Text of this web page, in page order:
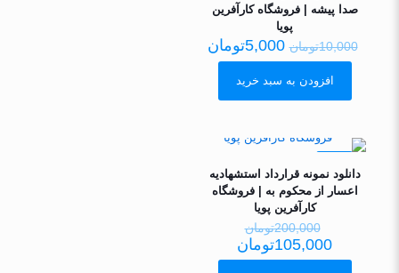
صدا پیشه | فروشگاه کارآفرین
پویا
10,000تومان 5,000تومان
افزودن به سبد خرید
دانلود نمونه قرارداد استشهادیه
اعسار از محکوم به | فروشگاه
کارآفرین پویا
200,000تومان
105,000تومان